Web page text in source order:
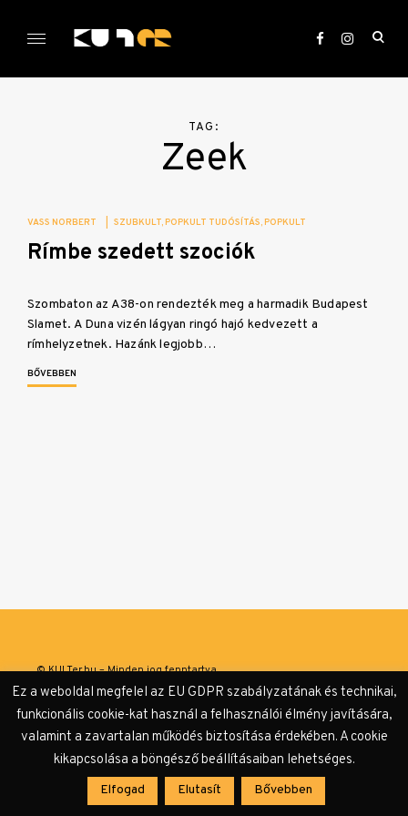
KULTer.hu
TAG:
Zeek
VASS NORBERT SZUBKULT POPKULT TUDÓSÍTÁS POPKULT
Rímbe szedett szociók
Szombaton az A38-on rendezték meg a harmadik Budapest
Slamet. A Duna vizén lágyan ringó hajó kedvezett a
rímhelyzetnek. Hazánk legjobb…
BŐVEBBEN
© KULTer.hu – Minden jog fenntartva
Adatvédelmi tájékoztató
Ez a weboldal megfelel az EU GDPR szabályzatának és technikai,
funkcionális cookie-kat használ a felhasználói élmény javítására,
valamint a zavartalan működés biztosítása érdekében. A cookie
kikapcsolása a böngésző beállításaiban lehetséges.
Elfogad Elutasít Bővebben